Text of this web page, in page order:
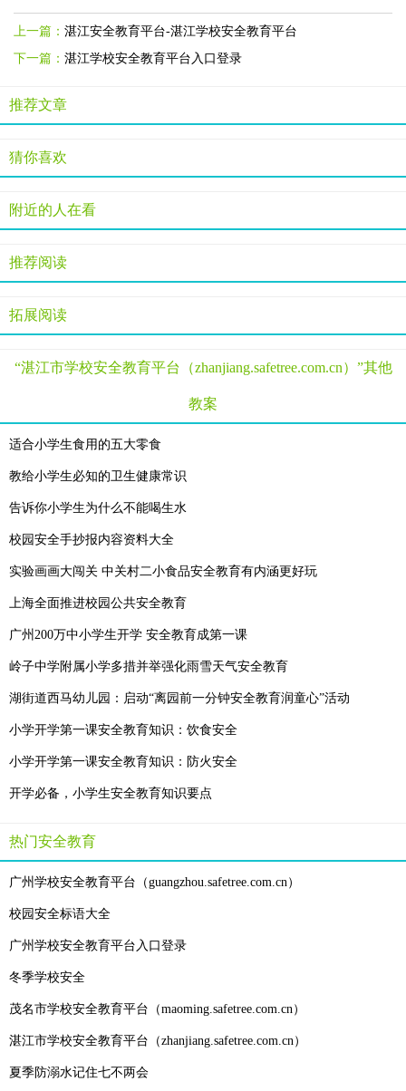
上一篇： 湛江安全教育平台-湛江学校安全教育平台
下一篇： 湛江学校安全教育平台入口登录
推荐文章
猜你喜欢
附近的人在看
推荐阅读
拓展阅读
“湛江市学校安全教育平台（zhanjiang.safetree.com.cn）”其他
教案
适合小学生食用的五大零食
教给小学生必知的卫生健康常识
告诉你小学生为什么不能喝生水
校园安全手抄报内容资料大全
实验画画大闯关 中关村二小食品安全教育有内涵更好玩
上海全面推进校园公共安全教育
广州200万中小学生开学 安全教育成第一课
岭子中学附属小学多措并举强化雨雪天气安全教育
湖街道西马幼儿园：启动“离园前一分钟安全教育润童心”活动
小学开学第一课安全教育知识：饮食安全
小学开学第一课安全教育知识：防火安全
开学必备，小学生安全教育知识要点
热门安全教育
广州学校安全教育平台（guangzhou.safetree.com.cn）
校园安全标语大全
广州学校安全教育平台入口登录
冬季学校安全
茂名市学校安全教育平台（maoming.safetree.com.cn）
湛江市学校安全教育平台（zhanjiang.safetree.com.cn）
夏季防溺水记住七不两会